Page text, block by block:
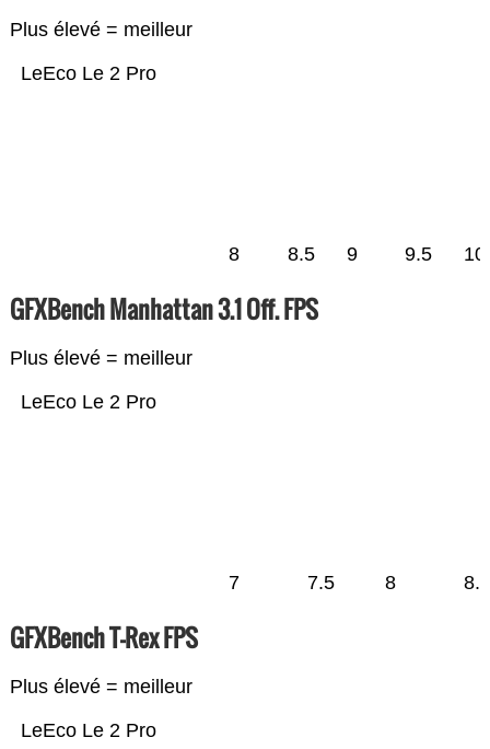
Plus élevé = meilleur
LeEco Le 2 Pro
8 8.5 9 9.5 10
GFXBench Manhattan 3.1 Off. FPS
Plus élevé = meilleur
LeEco Le 2 Pro
7 7.5 8 8.5
GFXBench T-Rex FPS
Plus élevé = meilleur
LeEco Le 2 Pro